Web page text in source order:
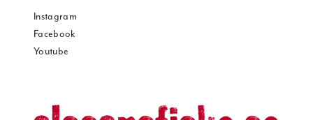
Instagram
Facebook
Youtube